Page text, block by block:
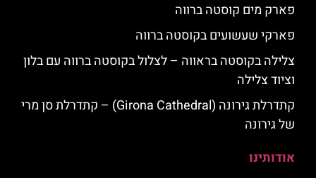
פארק מים קוסטה ברווה
פארקי שעשועים בקוסטה ברווה
צלילה בקוסטה בראווה – לצלול בקוסטה ברווה עם בלון
וציוד צלילה
קתדרלת גירונה (Girona Cathedral) – קתדרלת סן מרי
של גירונה
אודותינו